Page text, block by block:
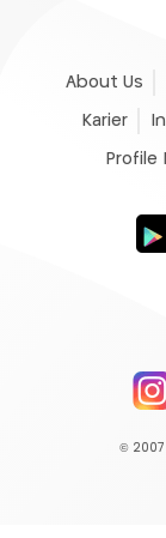
About Us
Karier
Profile
©